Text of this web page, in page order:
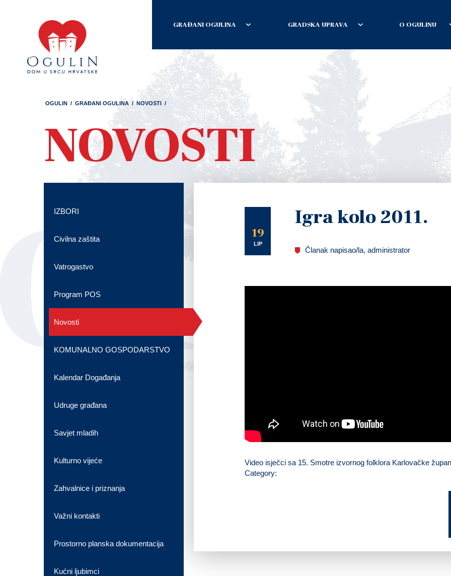
GRAĐANI OGULINA GRADSKA UPRAVA O OGULINU
OGULIN / GRAĐANI OGULINA / NOVOSTI /
NOVOSTI
19
LIP
Igra kolo 2011.
Članak napisao/la, administrator
Video isječci sa 15. Smotre izvornog folklora Karlovačke
Category:
IZBORI
Civilna zaštita
Vatrogastvo
Program POS
Novosti
KOMUNALNO GOSPODARSTVO
Kalendar Događanja
Udruge građana
Savjet mladih
Kulturno vijeće
Zahvalnice i priznanja
Važni kontakti
Prostorno planska dokumentacija
Kućni ljubimci